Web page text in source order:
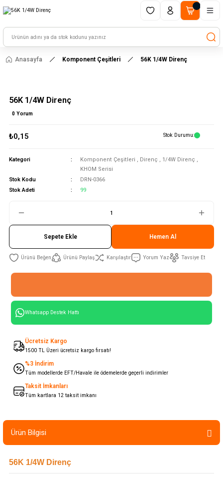
HAYAL ET - TASARLA - ÇALIŞTIR
Anasayfa Komponent Çeşitleri 56K 1/4W Direnç
56K 1/4W Direnç
0 Yorum
₺0,15 Stok Durumu
Kategori Komponent Çeşitleri , Direnç , 1/4W Direnç ,
KHOM Serisi
Stok Kodu
DRN-0366
Stok Adeti
99
Sepete Ekle Hemen Al
Ürünü Paylaş Karşılaştır Yorum Yaz Tavsiye Et
Whatsapp Destek Hattı
Ücretsiz Kargo
1500 TL Üzeri ücretsiz kargo fırsatı!
%3 İndirim
Tüm modellerde EFT/Havale ile ödemelerde geçerli indirimler
Taksit İmkanları
Tüm kartlara 12 taksit imkanı
Ürün Bilgisi
56K 1/4W Direnç